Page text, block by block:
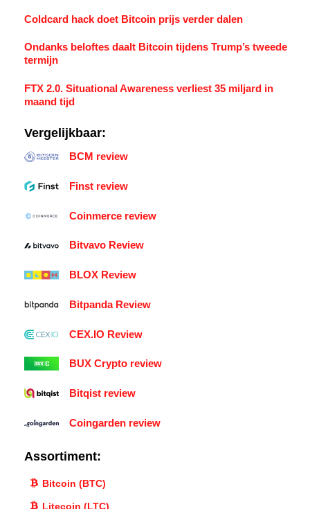
Coldcard hack doet Bitcoin prijs verder dalen
Ondanks beloftes daalt Bitcoin tijdens Trump’s tweede
termijn
FTX 2.0. Situational Awareness verliest 35 miljard in
maand tijd
Vergelijkbaar:
BCM review
Finst review
Coinmerce review
Bitvavo Review
BLOX Review
Bitpanda Review
CEX.IO Review
BUX Crypto review
Bitqist review
Coingarden review
Assortiment:
Bitcoin (BTC)
Litecoin (LTC)